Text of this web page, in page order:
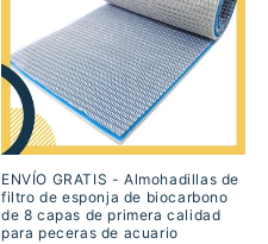
ENVÍO GRATIS - Almohadillas de
filtro de esponja de biocarbono
de 8 capas de primera calidad
para peceras de acuario